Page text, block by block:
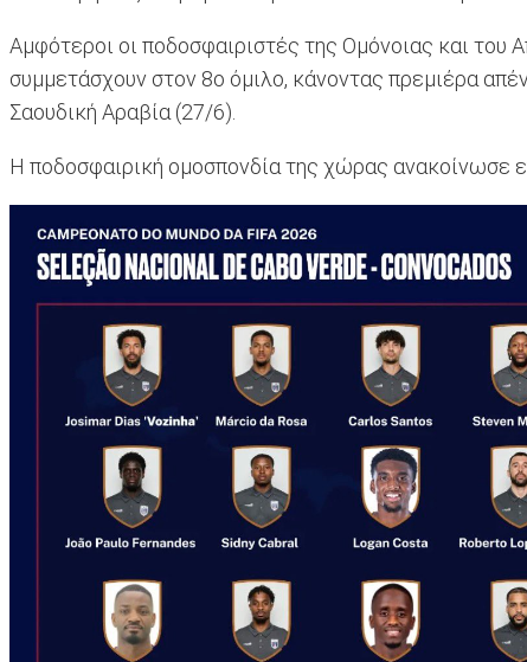
Αμφότεροι οι ποδοσφαιριστές της Ομόνοιας και
συμμετάσχουν στον 8ο όμιλο, κάνοντας πρεμιέρα
Σαουδική Αραβία (27/6).
Η ποδοσφαιρική ομοσπονδία της χώρας ανακοίνωσε